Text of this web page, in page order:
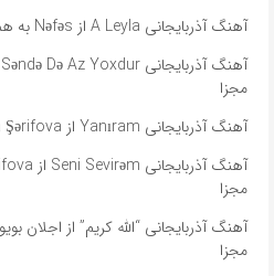
آهنگ آذربایجانی A Leyla از Nəfəs به همراه متن و ترجمه مجزا
مجزا
آهنگ آذربایجانی Yanıram از Vəfa Şərifova به همراه متن و ترجمه مجزا
مجزا
آهنگ آذربایجانی “الله کریم” از اجلان
مجزا